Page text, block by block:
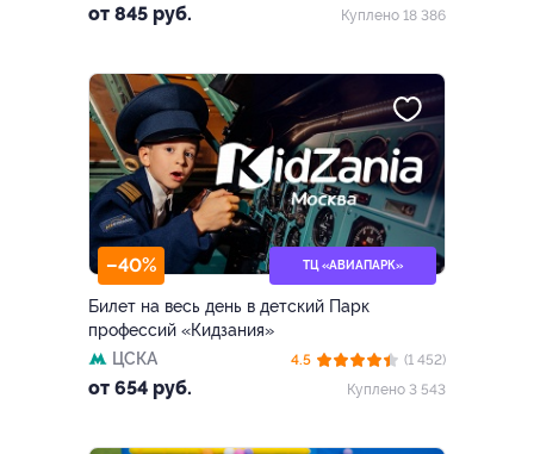
от 845 руб.
Куплено 18 386
–40% ТЦ «АВИАПАРК»
Билет на весь день в детский Парк
профессий «Кидзания»
ЦСКА
от 654 руб.
4.5
(1 452)
Куплено 3 543